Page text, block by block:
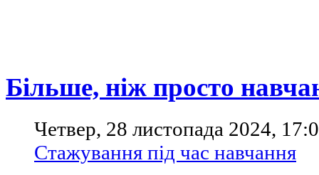
Більше, ніж просто
Четвер, 28 листопада 2024,
Стажування під час навчання